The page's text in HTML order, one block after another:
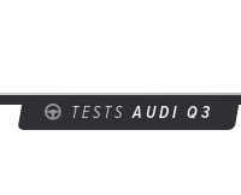
TESTSAUDI Q3